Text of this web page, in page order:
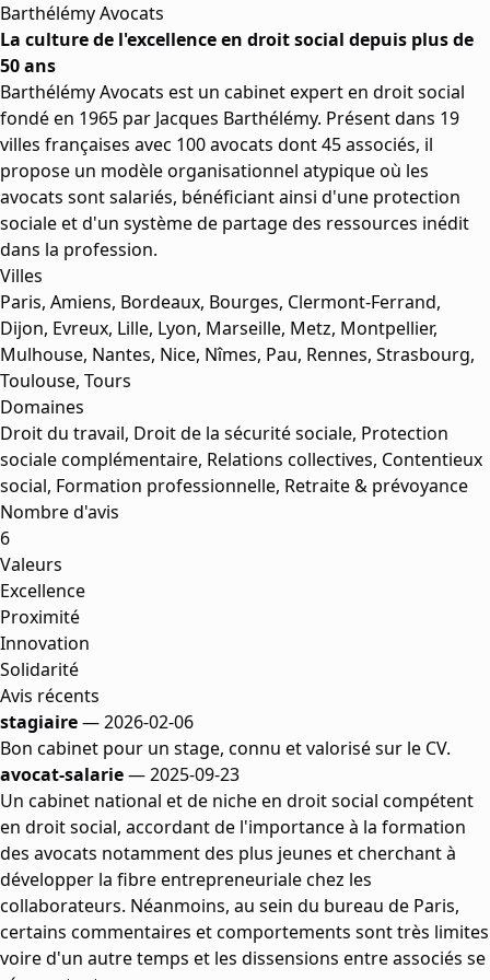
Barthélémy Avocats
La culture de l'excellence en droit social depuis plus de
50 ans
Barthélémy Avocats est un cabinet expert en droit social
fondé en 1965 par Jacques Barthélémy. Présent dans 19
villes françaises avec 100 avocats dont 45 associés, il
propose un modèle organisationnel atypique où les
avocats sont salariés, bénéficiant ainsi d'une protection
sociale et d'un système de partage des ressources inédit
dans la profession.
Villes
Paris, Amiens, Bordeaux, Bourges, Clermont-Ferrand,
Dijon, Evreux, Lille, Lyon, Marseille, Metz, Montpellier,
Mulhouse, Nantes, Nice, Nîmes, Pau, Rennes, Strasbourg,
Toulouse, Tours
Domaines
Droit du travail, Droit de la sécurité sociale, Protection
sociale complémentaire, Relations collectives, Contentieux
social, Formation professionnelle, Retraite & prévoyance
Nombre d'avis
6
Valeurs
Excellence
Proximité
Innovation
Solidarité
Avis récents
stagiaire— 2026-02-06
Bon cabinet pour un stage, connu et valorisé sur le CV.
avocat-salarie— 2025-09-23
Un cabinet national et de niche en droit social compétent
en droit social, accordant de l'importance à la formation
des avocats notamment des plus jeunes et cherchant à
développer la fibre entrepreneuriale chez les
collaborateurs. Néanmoins, au sein du bureau de Paris,
certains commentaires et comportements sont très limites
voire d'un autre temps et les dissensions entre associés se